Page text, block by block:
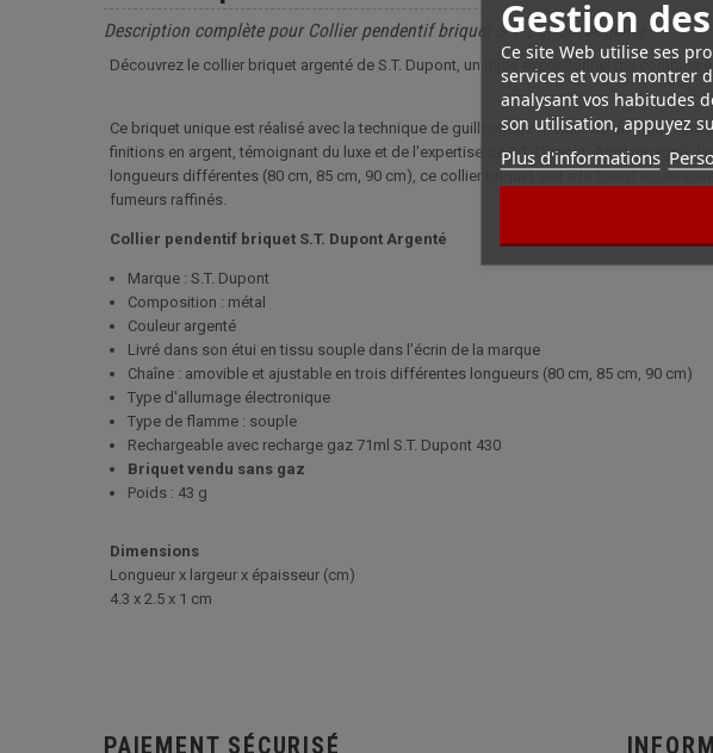
Gestion
Ce site Web utilise ses
services et vous montrer
analysant vos habitudes
son utilisation, appuyez
Plus d'informations
Description complète pour Collier pendentif briquet S.T. Dupont Argenté
Découvrez le collier briquet argenté de S.T. Dupont, un bijou exceptionnel qui combine
Ce briquet unique est réalisé avec la technique de guillochage "pointe de diamant",
finitions en argent, témoignant du luxe et de l'expertise de S.T. Dupont. Accompagné
longueurs différentes (80 cm, 85 cm, 90 cm), ce collier briquet sert à la fois
fumeurs raffinés.
Collier pendentif briquet S.T. Dupont Argenté
Marque : S.T. Dupont
Composition : métal
Couleur argenté
Livré dans son étui en tissu souple dans l'écrin de la marque
Chaîne : amovible et ajustable en trois différentes longueurs (80 cm, 85 cm, 90 cm)
Type d'allumage électronique
Type de flamme : souple
Rechargeable avec recharge gaz 71ml S.T. Dupont 430
Briquet vendu sans gaz
Poids : 43 g
Dimensions
Longueur x largeur x épaisseur (cm)
4.3 x 2.5 x 1 cm
PAIEMENT SÉCURISÉ